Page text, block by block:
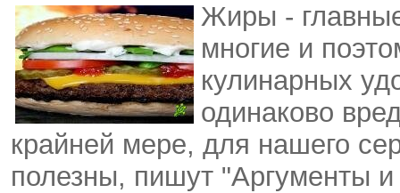
Жиры -
многие и
кулинарных
одинаково
крайней мере, для нашего
полезны, пишут "Аргументы